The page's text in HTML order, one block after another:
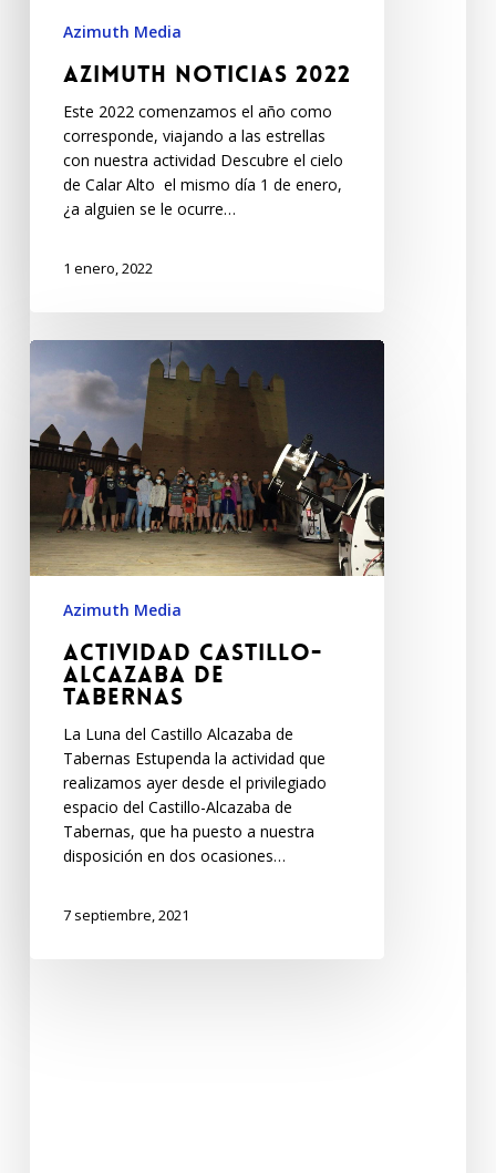
Azimuth Media
Azimuth Noticias 2022
Este 2022 comenzamos el año como
corresponde, viajando a las estrellas
con nuestra actividad Descubre el cielo
de Calar Alto el mismo día 1 de enero,
¿a alguien se le ocurre…
1 enero, 2022
Azimuth Media
Actividad Castillo-
Alcazaba de
Tabernas
La Luna del Castillo Alcazaba de
Tabernas Estupenda la actividad que
realizamos ayer desde el privilegiado
espacio del Castillo-Alcazaba de
Tabernas, que ha puesto a nuestra
disposición en dos ocasiones…
7 septiembre, 2021